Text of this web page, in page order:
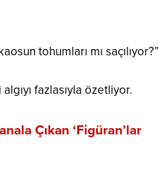
tohumları mı saçılıyor?”
fazlasıyla özetliyor.
Çıkan ‘Figüran’lar